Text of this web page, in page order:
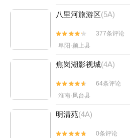
八里河旅游区(5A)


377条评论
阜阳·颍上县
焦岗湖影视城(4A)


64条评论
淮南·凤台县
明清苑(4A)


0条评论